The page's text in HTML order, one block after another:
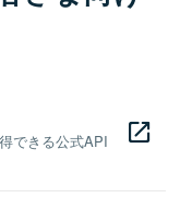
できる公式API